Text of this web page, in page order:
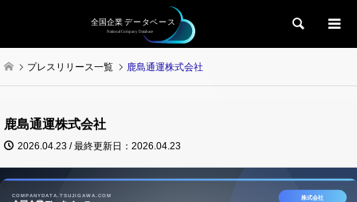
検索
プレスリリース一覧 鹿島通運株式会社
鹿島通運株式会社
2026.04.23 / 最終更新日：2026.04.23